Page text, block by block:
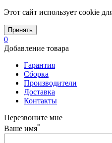
Этот сайт использует cookie
Принять
0
Добавление товара
Гарантия
Сборка
Производители
Доставка
Контакты
Перезвоните мне
Ваше имя*